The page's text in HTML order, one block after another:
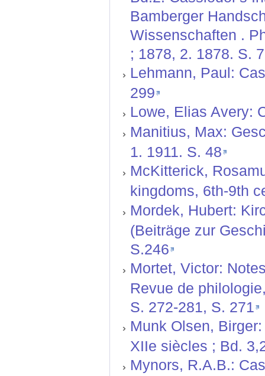
Bamberger
Wissenschaften .
; 1878, 2. 1878. S.
Lehmann, Paul:
299
Lowe, Elias Avery:
Manitius, Max:
1. 1911. S. 48
McKitterick,
kingdoms, 6th-9th
Mordek, Hubert:
(Beiträge zur
S.246
Mortet, Victor:
Revue de
S. 272-281, S. 271
Munk Olsen,
XIIe siècles ; Bd.
Mynors, R.A.B.: